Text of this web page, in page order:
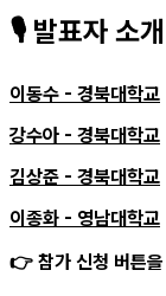
🎙️ 발표자 소개
이동수 - 경북대학교
강수아 - 경북대학교
김상준 - 경북대학교
이종화 - 영남대학교
👉 참가 신청 버튼